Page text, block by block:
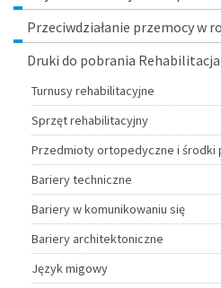
Przeciwdziałanie przemocy w
Druki do pobrania Rehabilitacja
Turnusy rehabilitacyjne
Sprzęt rehabilitacyjny
Przedmioty ortopedyczne i środki
Bariery techniczne
Bariery w komunikowaniu się
Bariery architektoniczne
Język migowy